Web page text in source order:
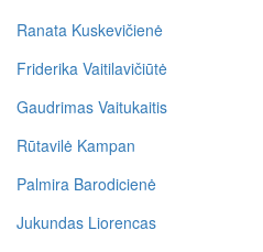
Ranata Kuskevičienė
Friderika Vaitilavičiūtė
Gaudrimas Vaitukaitis
Rūtavilė Kampan
Palmira Barodicienė
Jukundas Liorencas